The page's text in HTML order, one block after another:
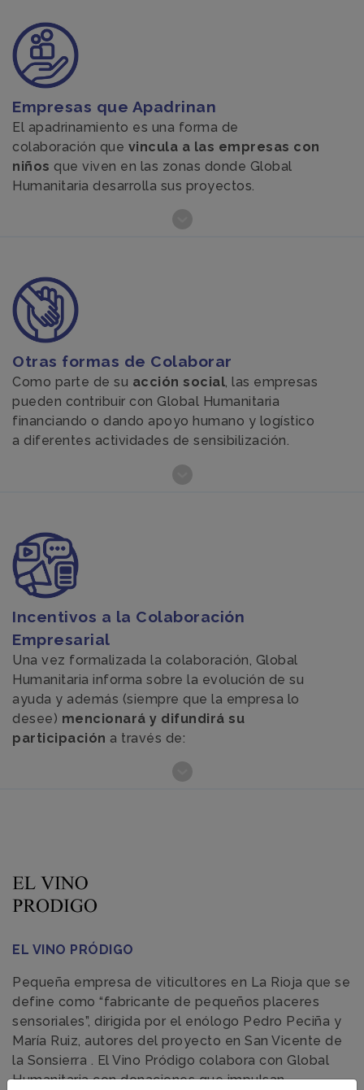
Empresas que Apadrinan
El apadrinamiento es una forma de
colaboración que vincula a las empresas con
niños que viven en las zonas donde Global
Humanitaria desarrolla sus proyectos.
Otras formas de Colaborar
Como parte de su acción social, las empresas
pueden contribuir con Global Humanitaria
financiando o dando apoyo humano y logístico
a diferentes actividades de sensibilización.
Incentivos a la Colaboración
Empresarial
Una vez formalizada la colaboración, Global
Humanitaria informa sobre la evolución de su
ayuda y además (siempre que la empresa lo
desee) mencionará y difundirá su
participación a través de:
EL VINO PRÓDIGO
Pequeña empresa de viticultores en La Rioja que se
define como “fabricante de pequeños placeres
sensoriales”, dirigida por el enólogo Pedro Peciña y
María Ruiz, autores del proyecto en San Vicente de
la Sonsierra . El Vino Pródigo colabora con Global
Humanitaria con donaciones que impulsan